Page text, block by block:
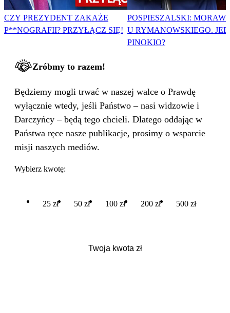
CZY PREZYDENT ZAKAŻE
P**NOGRAFII? PRZYŁĄCZ SIĘ!
POSPIESZALSKI:
U RYMANOWSKIEGO.
PINOKIO?
Zróbmy to razem!
Będziemy mogli trwać w naszej walce o Prawdę
wyłącznie wtedy, jeśli Państwo – nasi widzowie i
Darczyńcy – będą tego chcieli. Dlatego oddając w
Państwa ręce nasze publikacje, prosimy o wsparcie
misji naszych mediów.
Wybierz kwotę:
25 zł 50 zł 100 zł 200 zł 500 zł